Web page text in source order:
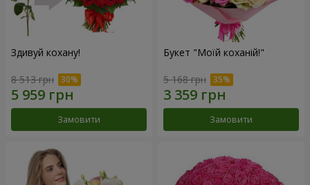
Здивуй кохану!
8 513 грн
Замовити
Букет "Моїй коханій!"
5 168 грн
Замовити